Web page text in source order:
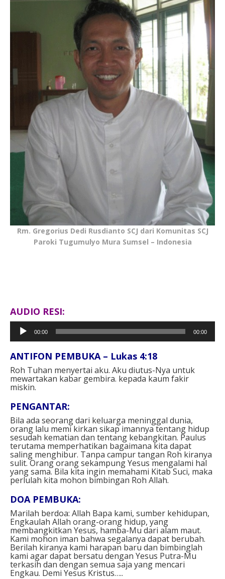
Rm. Gregorius Dedi Rusdianto SCJ dari Komunitas SCJ
Paroki Tugumulyo Mura Sumsel – Indonesia
AUDIO RESI:
Pemutar
Audio
00:00 00:00
ANTIFON PEMBUKA – Lukas 4:18
Roh Tuhan menyertai aku. Aku diutus-Nya untuk
mewartakan kabar gembira. kepada kaum fakir
miskin.
PENGANTAR:
Bila ada seorang dari keluarga meninggal dunia,
orang lalu memi kirkan sikap imannya tentang hidup
sesudah kematian dan tentang kebangkitan. Paulus
terutama memperhatikan bagaimana kita dapat
saling menghibur. Tanpa campur tangan Roh kiranya
sulit. Orang orang sekampung Yesus mengalami hal
yang sama. Bila kita ingin memahami Kitab Suci, maka
perlulah kita mohon bimbingan Roh Allah.
DOA PEMBUKA:
Marilah berdoa: Allah Bapa kami, sumber kehidupan,
Engkaulah Allah orang-orang hidup, yang
membangkitkan Yesus, hamba-Mu dari alam maut.
Kami mohon iman bahwa segalanya dapat berubah.
Berilah kiranya kami harapan baru dan bimbinglah
kami agar dapat bersatu dengan Yesus Putra-Mu
terkasih dan dengan semua saja yang mencari
Engkau. Demi Yesus Kristus…..